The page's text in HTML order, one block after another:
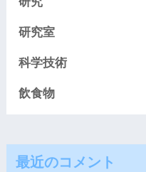
研究室
科学技術
飲食物
最近のコメント